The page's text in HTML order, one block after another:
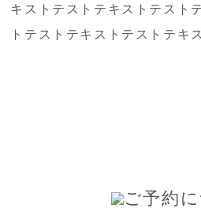
キストテストテキストテスト
トテストテキストテストテキ
ご予約